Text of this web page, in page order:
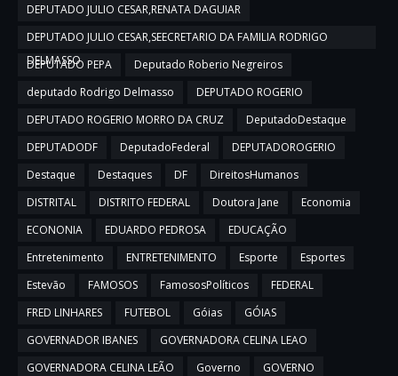
DEPUTADO JULIO CESAR,RENATA DAGUIAR
DEPUTADO JULIO CESAR,SEECRETARIO DA FAMILIA RODRIGO
DELMASSO
DEPUTADO PEPA
Deputado Roberio Negreiros
deputado Rodrigo Delmasso
DEPUTADO ROGERIO
DEPUTADO ROGERIO MORRO DA CRUZ
DeputadoDestaque
DEPUTADODF
DeputadoFederal
DEPUTADOROGERIO
Destaque
Destaques DF
DireitosHumanos
DISTRITAL
DISTRITO FEDERAL Doutora Jane
Economia
ECONONIA
EDUARDO PEDROSA
EDUCAÇÃO
Entretenimento
ENTRETENIMENTO Esporte
Esportes
Estevão
FAMOSOS FamososPolíticos
FEDERAL
FRED LINHARES
FUTEBOL Góias
GÓIAS
GOVERNADOR IBANES
GOVERNADORA CELINA LEAO
GOVERNADORA CELINA LEÃO
Governo
GOVERNO